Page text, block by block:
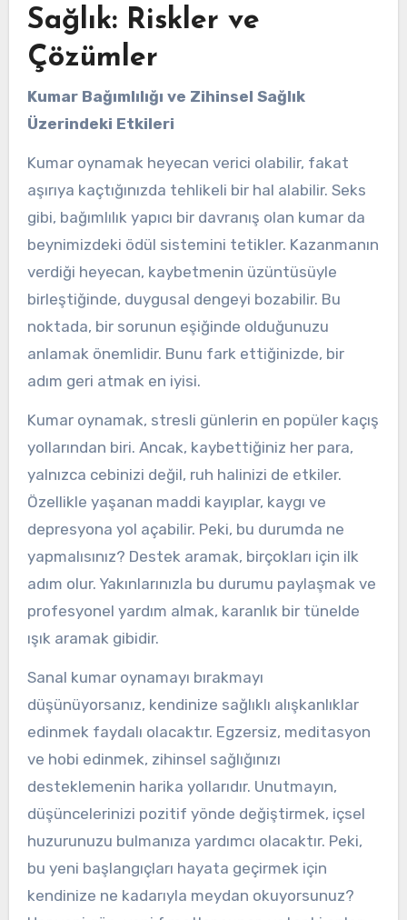
Sağlık: Riskler ve
Çözümler
Kumar Bağımlılığı ve Zihinsel Sağlık
Üzerindeki Etkileri
Kumar oynamak heyecan verici olabilir, fakat
aşırıya kaçtığınızda tehlikeli bir hal alabilir. Seks
gibi, bağımlılık yapıcı bir davranış olan kumar da
beynimizdeki ödül sistemini tetikler. Kazanmanın
verdiği heyecan, kaybetmenin üzüntüsüyle
birleştiğinde, duygusal dengeyi bozabilir. Bu
noktada, bir sorunun eşiğinde olduğunuzu
anlamak önemlidir. Bunu fark ettiğinizde, bir
adım geri atmak en iyisi.
Kumar oynamak, stresli günlerin en popüler kaçış
yollarından biri. Ancak, kaybettiğiniz her para,
yalnızca cebinizi değil, ruh halinizi de etkiler.
Özellikle yaşanan maddi kayıplar, kaygı ve
depresyona yol açabilir. Peki, bu durumda ne
yapmalısınız? Destek aramak, birçokları için ilk
adım olur. Yakınlarınızla bu durumu paylaşmak ve
profesyonel yardım almak, karanlık bir tünelde
ışık aramak gibidir.
Sanal kumar oynamayı bırakmayı
düşünüyorsanız, kendinize sağlıklı alışkanlıklar
edinmek faydalı olacaktır. Egzersiz, meditasyon
ve hobi edinmek, zihinsel sağlığınızı
desteklemenin harika yollarıdır. Unutmayın,
düşüncelerinizi pozitif yönde değiştirmek, içsel
huzurunuzu bulmanıza yardımcı olacaktır. Peki,
bu yeni başlangıçları hayata geçirmek için
kendinize ne kadarıyla meydan okuyorsunuz?